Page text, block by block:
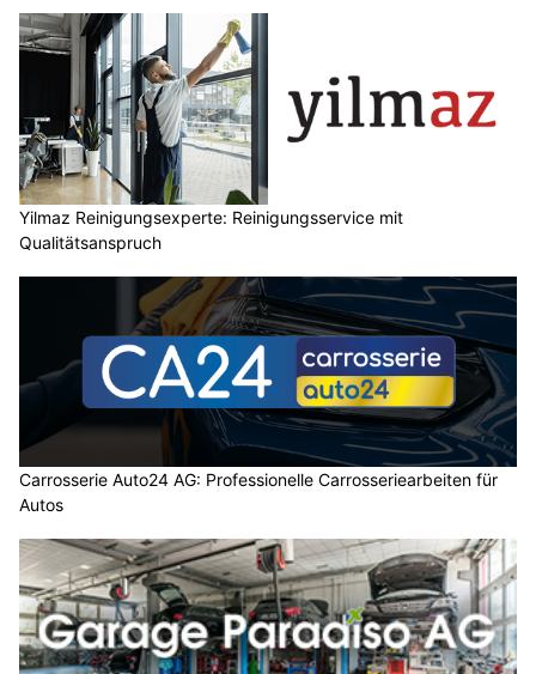
Yilmaz Reinigungsexperte: Reinigungsservice mit
Qualitätsanspruch
Carrosserie Auto24 AG: Professionelle Carrosseriearbeiten für
Autos